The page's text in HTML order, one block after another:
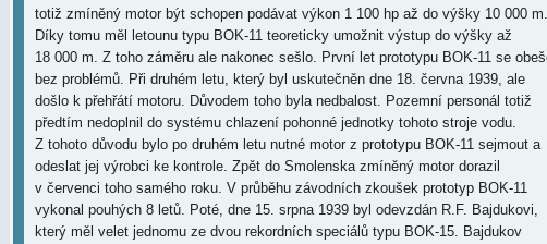
totiž zmíněný motor být schopen podávat výkon 1 100 hp až do výšky 10 000 m.
Díky tomu měl letounu typu BOK-11 teoreticky umožnit výstup do výšky až
18 000 m. Z toho záměru ale nakonec sešlo. První let prototypu BOK-11 se
bez problémů. Při druhém letu, který byl uskutečněn dne 18. června 1939, ale
došlo k přehřátí motoru. Důvodem toho byla nedbalost. Pozemní personál totiž
předtím nedoplnil do systému chlazení pohonné jednotky tohoto stroje vodu.
Z tohoto důvodu bylo po druhém letu nutné motor z prototypu BOK-11 sejmout a
odeslat jej výrobci ke kontrole. Zpět do Smolenska zmíněný motor dorazil
v červenci toho samého roku. V průběhu závodních zkoušek prototyp BOK-11
vykonal pouhých 8 letů. Poté, dne 15. srpna 1939 byl odevzdán R.F. Bajdukovi,
který měl velet jednomu ze dvou rekordních speciálů typu BOK-15. Bajdukov